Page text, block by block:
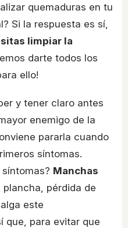
quemaduras en tu
Si la respuesta es sí,
limpiar la
darte todos los
ello!
y tener claro antes
enemigo de la
pararla cuando
síntomas.
Manchas
plancha, pérdida de
este
que, para evitar que